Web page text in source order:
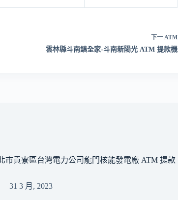
下一 ATM
雲林縣斗南鎮全家-斗南新陽光 ATM 提款機
市貢寮區台灣電力公司龍門核能發電廠 ATM 提款
31 3 月, 2023